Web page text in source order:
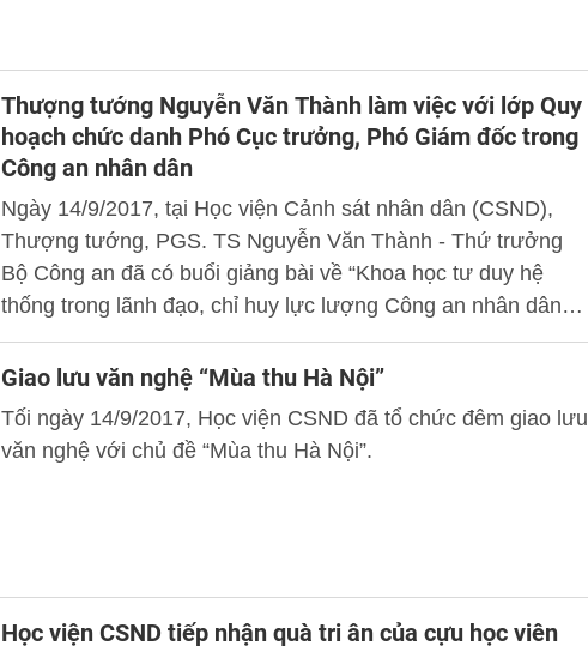
Thượng tướng Nguyễn Văn Thành làm việc với lớp Quy
hoạch chức danh Phó Cục trưởng, Phó Giám đốc trong
Công an nhân dân
Ngày 14/9/2017, tại Học viện Cảnh sát nhân dân (CSND),
Thượng tướng, PGS. TS Nguyễn Văn Thành - Thứ trưởng
Bộ Công an đã có buổi giảng bài về “Khoa học tư duy hệ
thống trong lãnh đạo, chỉ huy lực lượng Công an nhân dân
trong điều kiện hiện nay thay đổi” cho lớp Quy hoạch chức
danh Phó Cục trưởng, Phó Giám đốc trong Công an nhân
dân (CAND).
Giao lưu văn nghệ “Mùa thu Hà Nội”
Tối ngày 14/9/2017, Học viện CSND đã tổ chức đêm giao lưu
văn nghệ với chủ đề “Mùa thu Hà Nội”.
Học viện CSND tiếp nhận quà tri ân của cựu học viên